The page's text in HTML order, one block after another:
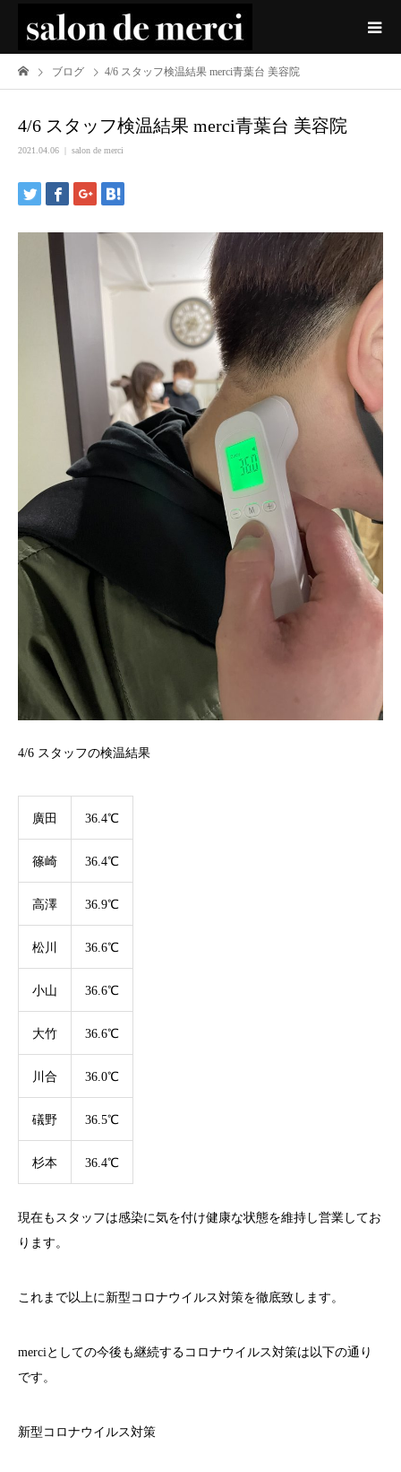
ブログ 4/6 スタッフ検温結果 merci青葉台 美容院
4/6 スタッフ検温結果 merci青葉台 美容院
2021.04.06 salon de merci
4/6 スタッフの検温結果
廣田 36.4℃
篠崎 36.4℃
高澤 36.9℃
松川 36.6℃
小山 36.6℃
大竹 36.6℃
川合 36.0℃
礒野 36.5℃
杉本 36.4℃
現在もスタッフは感染に気を付け健康な状態を維持し営業してお
ります。
これまで以上に新型コロナウイルス対策を徹底致します。
merci としての今後も継続するコロナウイルス対策は以下の通り
です。
新型コロナウイルス対策